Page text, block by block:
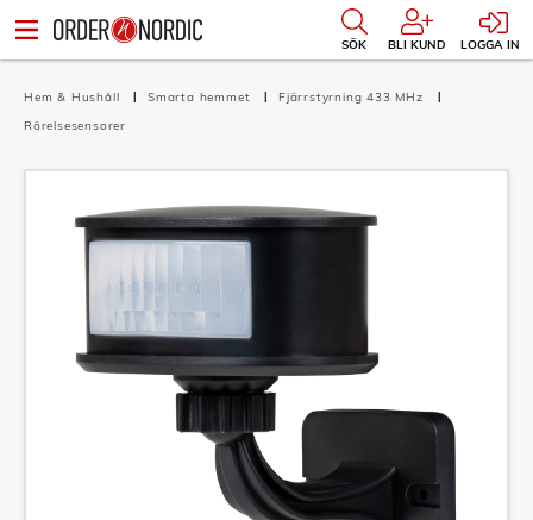
SÖK BLI KUND LOGGA IN
Hem & Hushåll Smarta hemmet
Fjärrstyrning 433 MHz
Rörelsesensorer